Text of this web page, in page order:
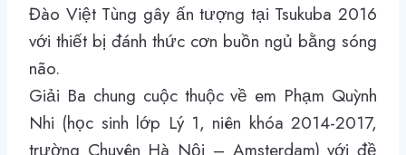
Đào Việt Tùng gây ấn tượng tại Tsukuba 2016
với thiết bị đánh thức cơn buồn ngủ bằng sóng
não.
Giải Ba chung cuộc thuộc về em Phạm Quỳnh
Nhi (học sinh lớp Lý 1, niên khóa 2014-2017,
trường Chuyên Hà Nội – Amsterdam) với đề